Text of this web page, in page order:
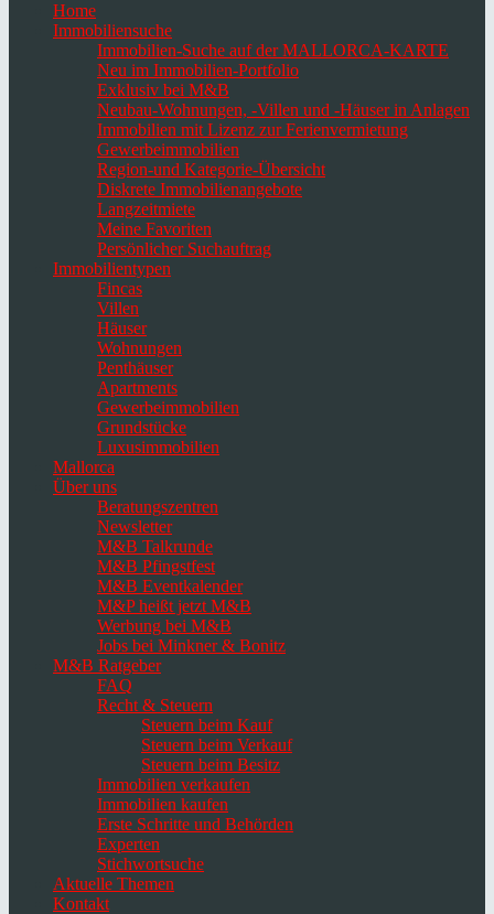
Home
Immobiliensuche
Immobilien-Suche auf der MALLORCA-KARTE
Neu im Immobilien-Portfolio
Exklusiv bei M&B
Neubau-Wohnungen, -Villen und -Häuser in Anlagen
Immobilien mit Lizenz zur Ferienvermietung
Gewerbeimmobilien
Region-und Kategorie-Übersicht
Diskrete Immobilienangebote
Langzeitmiete
Meine Favoriten
Persönlicher Suchauftrag
Immobilientypen
Fincas
Villen
Häuser
Wohnungen
Penthäuser
Apartments
Gewerbeimmobilien
Grundstücke
Luxusimmobilien
Mallorca
Über uns
Beratungszentren
Newsletter
M&B Talkrunde
M&B Pfingstfest
M&B Eventkalender
M&P heißt jetzt M&B
Werbung bei M&B
Jobs bei Minkner & Bonitz
M&B Ratgeber
FAQ
Recht & Steuern
Steuern beim Kauf
Steuern beim Verkauf
Steuern beim Besitz
Immobilien verkaufen
Immobilien kaufen
Erste Schritte und Behörden
Experten
Stichwortsuche
Aktuelle Themen
Kontakt